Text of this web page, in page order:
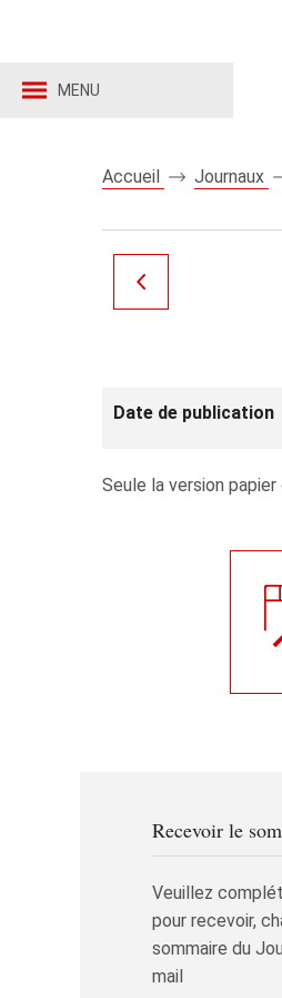
MENU
Accueil Journaux
Date de publication
Seule la version
Recevoir le
Veuillez
pour recevoir,
sommaire du
mail